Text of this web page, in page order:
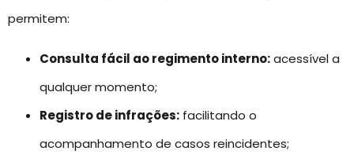
permitem:
Consulta fácil ao regimento interno:acessível a
qualquer momento;
Registro de infrações: facilitando o
acompanhamento de casos reincidentes;